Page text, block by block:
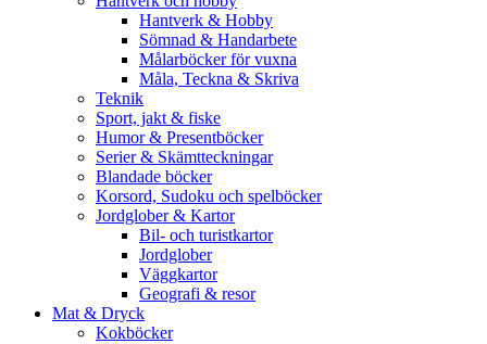
Hantverk & Hobby
Sömnad & Handarbete
Målarböcker för vuxna
Måla, Teckna & Skriva
Teknik
Sport, jakt & fiske
Humor & Presentböcker
Serier & Skämtteckningar
Blandade böcker
Korsord, Sudoku och spelböcker
Jordglober & Kartor
Bil- och turistkartor
Jordglober
Väggkartor
Geografi & resor
Mat & Dryck
Kokböcker